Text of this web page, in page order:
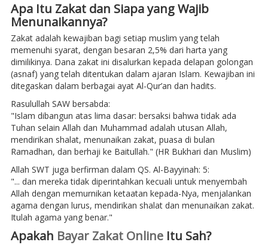
Apa Itu Zakat dan Siapa yang Wajib
Menunaikannya?
Zakat adalah kewajiban bagi setiap muslim yang telah
memenuhi syarat, dengan besaran 2,5% dari harta yang
dimilikinya. Dana zakat ini disalurkan kepada delapan golongan
(asnaf) yang telah ditentukan dalam ajaran Islam. Kewajiban ini
ditegaskan dalam berbagai ayat Al-Qur’an dan hadits.
Rasulullah SAW bersabda:
"Islam dibangun atas lima dasar: bersaksi bahwa tidak ada
Tuhan selain Allah dan Muhammad adalah utusan Allah,
mendirikan shalat, menunaikan zakat, puasa di bulan
Ramadhan, dan berhaji ke Baitullah." (HR Bukhari dan Muslim)
Allah SWT juga berfirman dalam QS. Al-Bayyinah: 5:
"... dan mereka tidak diperintahkan kecuali untuk menyembah
Allah dengan memurnikan ketaatan kepada-Nya, menjalankan
agama dengan lurus, mendirikan shalat dan menunaikan zakat.
Itulah agama yang benar."
Apakah Bayar Zakat OnlineItu Sah?